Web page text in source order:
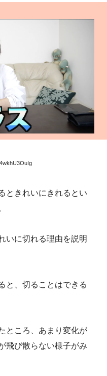
ときれいにきれるとい
いに切れる理由を説明
と、切ることはできる
ところ、あまり変化が
飛び散らない様子がみ